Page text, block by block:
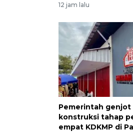
12 jam lalu
Pemerintah genjot
konstruksi tahap
empat KDKMP di